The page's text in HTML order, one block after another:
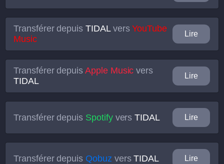
Transférer depuisTIDALversYouTube
Music
Lire
Transférer depuisApple Music vers
TIDAL
Lire
Transférer depuis SpotifyversTIDAL Lire
Transférer depuis Qobuz versTIDAL Lire